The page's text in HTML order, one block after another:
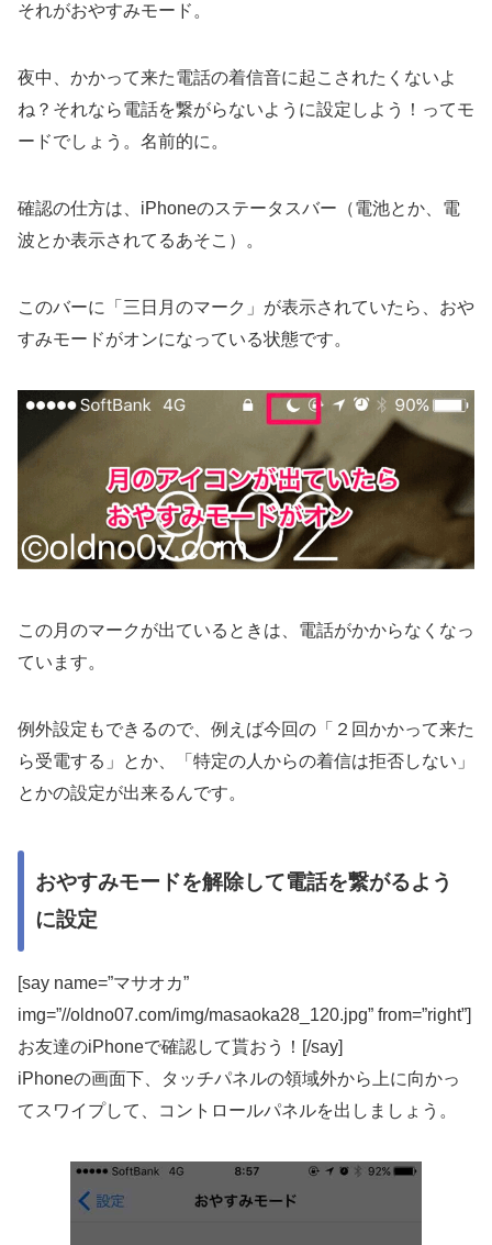
それがおやすみモード。
夜中、かかって来た電話の着信音に起こされたくないよ
ね？それなら電話を繋がらないように設定しよう！ってモ
ードでしょう。名前的に。
確認の仕方は、iPhoneのステータスバー（電池とか、電
波とか表示されてるあそこ）。
このバーに「三日月のマーク」が表示されていたら、おや
すみモードがオンになっている状態です。
この月のマークが出ているときは、電話がかからなくなっ
ています。
例外設定もできるので、例えば今回の「２回かかって来た
ら受電する」とか、「特定の人からの着信は拒否しない」
とかの設定が出来るんです。
おやすみモードを解除して電話を繋がるよう
に設定
[say name=”マサオカ”
img=”//oldno07.com/img/masaoka28_120.jpg” from=”right”]
お友達のiPhoneで確認して貰おう！[/say]
iPhoneの画面下、タッチパネルの領域外から上に向かっ
てスワイプして、コントロールパネルを出しましょう。